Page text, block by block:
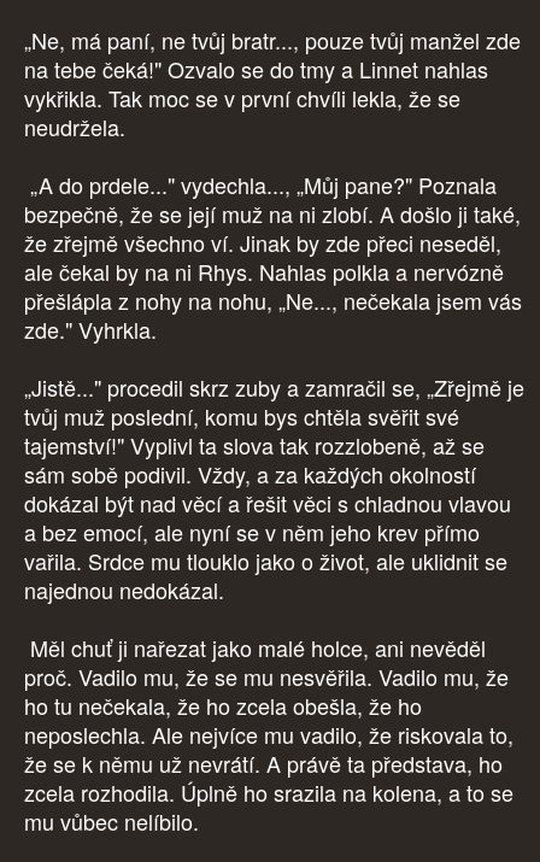
„Ne, má paní, ne tvůj bratr..., pouze tvůj manžel zde
na tebe čeká!" Ozvalo se do tmy a Linnet nahlas
vykřikla. Tak moc se v první chvíli lekla, že se
neudržela.
„A do prdele..." vydechla..., „Můj pane?" Poznala
bezpečně, že se její muž na ni zlobí. A došlo ji také,
že zřejmě všechno ví. Jinak by zde přeci neseděl,
ale čekal by na ni Rhys. Nahlas polkla a nervózně
přešlápla z nohy na nohu, „Ne..., nečekala jsem vás
zde." Vyhrkla.
„Jistě..." procedil skrz zuby a zamračil se, „Zřejmě je
tvůj muž poslední, komu bys chtěla svěřit své
tajemství!" Vyplivl ta slova tak rozzlobeně, až se
sám sobě podivil. Vždy, a za každých okolností
dokázal být nad věcí a řešit věci s chladnou vlavou
a bez emocí, ale nyní se v něm jeho krev přímo
vařila. Srdce mu tlouklo jako o život, ale uklidnit se
najednou nedokázal.
Měl chuť ji nařezat jako malé holce, ani nevěděl
proč. Vadilo mu, že se mu nesvěřila. Vadilo mu, že
ho tu nečekala, že ho zcela obešla, že ho
neposlechla. Ale nejvíce mu vadilo, že riskovala to,
že se k němu už nevrátí. A právě ta představa, ho
zcela rozhodila. Úplně ho srazila na kolena, a to se
mu vůbec nelíbilo.